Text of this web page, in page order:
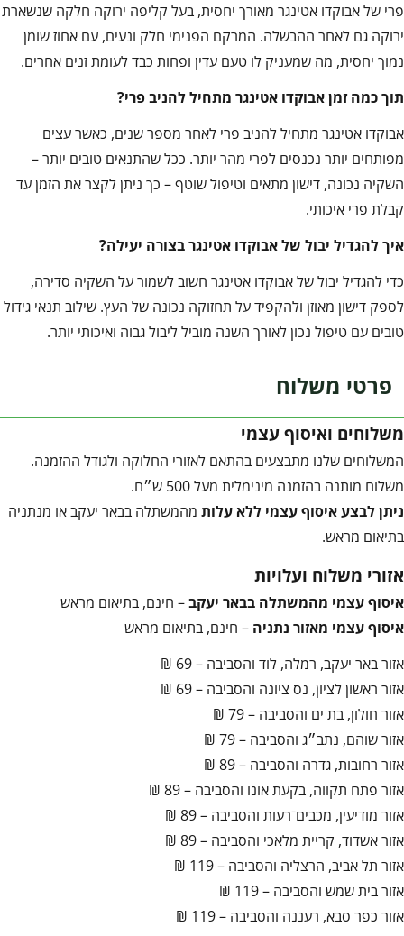
פרי של אבוקדו אטינגר מאורך יחסית, בעל קליפה ירוקה חלקה שנשארת
ירוקה גם לאחר ההבשלה. המרקם הפנימי חלק ונעים, עם אחוז שומן
נמוך יחסית, מה שמעניק לו טעם עדין ופחות כבד לעומת זנים אחרים.
תוך כמה זמן אבוקדו אטינגר מתחיל להניב פרי?
אבוקדו אטינגר מתחיל להניב פרי לאחר מספר שנים, כאשר עצים
מפותחים יותר נכנסים לפרי מהר יותר. ככל שהתנאים טובים יותר –
השקיה נכונה, דישון מתאים וטיפול שוטף – כך ניתן לקצר את הזמן עד
קבלת פרי איכותי.
איך להגדיל יבול של אבוקדו אטינגר בצורה יעילה?
כדי להגדיל יבול של אבוקדו אטינגר חשוב לשמור על השקיה סדירה,
לספק דישון מאוזן ולהקפיד על תחזוקה נכונה של העץ. שילוב תנאי גידול
טובים עם טיפול נכון לאורך השנה מוביל ליבול גבוה ואיכותי יותר.
פרטי משלוח
משלוחים ואיסוף עצמי
המשלוחים שלנו מתבצעים בהתאם לאזורי החלוקה ולגודל ההזמנה.
משלוח מותנה בהזמנה מינימלית מעל 500 ש״ח.
ניתן לבצע איסוף עצמי ללא עלות מהמשתלה בבאר יעקב או מנתניה
בתיאום מראש.
אזורי משלוח ועלויות
איסוף עצמי מהמשתלה בבאר יעקב– חינם, בתיאום מראש
איסוף עצמי מאזור נתניה – חינם, בתיאום מראש
אזור באר יעקב, רמלה, לוד והסביבה – 69 ₪
אזור ראשון לציון, נס ציונה והסביבה – 69 ₪
אזור חולון, בת ים והסביבה – 79 ₪
אזור שוהם, נתב״ג והסביבה – 79 ₪
אזור רחובות, גדרה והסביבה – 89 ₪
אזור פתח תקווה, בקעת אונו והסביבה – 89 ₪
אזור מודיעין, מכבים־רעות והסביבה – 89 ₪
אזור אשדוד, קריית מלאכי והסביבה – 89 ₪
אזור תל אביב, הרצליה והסביבה – 119 ₪
אזור בית שמש והסביבה – 119 ₪
אזור כפר סבא, רעננה והסביבה – 119 ₪